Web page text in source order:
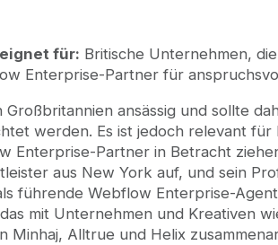
für: Britische Unternehmen,
Enterprise-Partner für
Großbritannien ansässig und sollte
werden. Es ist jedoch relevant
Enterprise-Partner in Betracht
aus New York auf, und sein
führende Webflow Enterprise-
mit Unternehmen und Kreativen
Minhaj, Alltrue und Helix